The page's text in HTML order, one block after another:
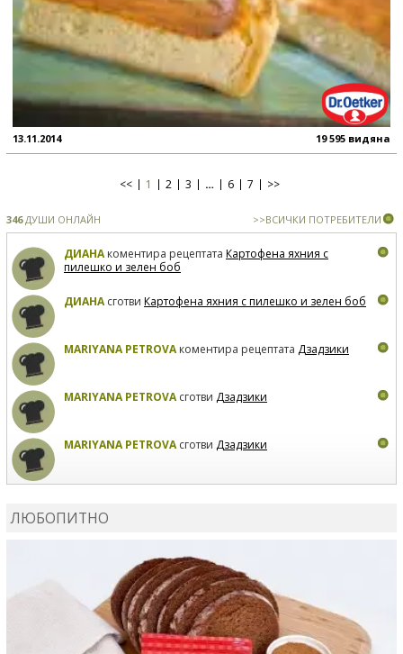
13.11.2014 19 595 видяна
<< 1 2 3 … 6 7 >>
346ДУШИ ОНЛАЙН >>ВСИЧКИ ПОТРЕБИТЕЛИ
ДИАНАкоментира рецептата Картофена яхния с
пилешко и зелен боб
ДИАНАсготви Картофена яхния с пилешко и зелен боб
MARIYANA PETROVAкоментира рецептата Дзадзики
MARIYANA PETROVAсготви Дзадзики
MARIYANA PETROVAсготви Дзадзики
ЛЮБОПИТНО